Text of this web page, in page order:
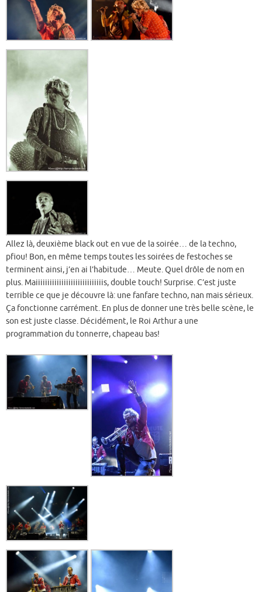
Allez là, deuxième black out en vue de la soirée… de la techno,
pfiou! Bon, en même temps toutes les soirées de festoches se
terminent ainsi, j’en ai l’habitude… Meute. Quel drôle de nom en
plus. Maiiiiiiiiiiiiiiiiiiiiiiiiiiiiis, double touch! Surprise. C’est juste
terrible ce que je découvre là: une fanfare techno, nan mais sérieux.
Ça fonctionne carrément. En plus de donner une très belle scène, le
son est juste classe. Décidément, le Roi Arthur a une
programmation du tonnerre, chapeau bas!